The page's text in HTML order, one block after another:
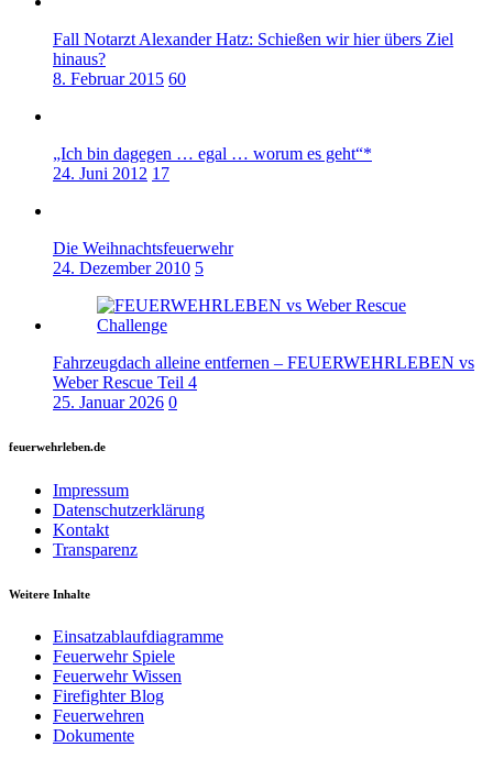
Fall Notarzt Alexander Hatz: Schießen wir hier übers Ziel
hinaus?
8. Februar 2015 60
„Ich bin dagegen … egal … worum es geht“*
24. Juni 2012 17
Die Weihnachtsfeuerwehr
24. Dezember 2010 5
Fahrzeugdach alleine entfernen – FEUERWEHRLEBEN vs
Weber Rescue Teil 4
25. Januar 2026 0
feuerwehrleben.de
Impressum
Datenschutzerklärung
Kontakt
Transparenz
Weitere Inhalte
Einsatzablaufdiagramme
Feuerwehr Spiele
Feuerwehr Wissen
Firefighter Blog
Feuerwehren
Dokumente